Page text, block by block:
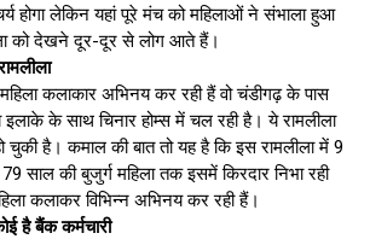
होगा लेकिन यहां पूरे मंच को महिलाओं ने संभाला हुआ
को देखने दूर-दूर से लोग आते हैं।
कलाकार अभिनय कर रही हैं वो चंडीगढ़ के पास
के साथ चिनार होम्स में चल रही है। ये रामलीला
है। कमाल की बात तो यह है कि इस रामलीला में 9
साल की बुजुर्ग महिला तक इसमें किरदार निभा रही
कलाकर विभिन्न अभिनय कर रही हैं।
है बैंक कर्मचारी